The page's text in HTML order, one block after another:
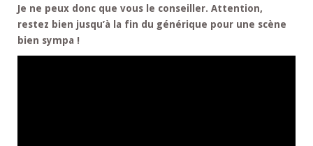
Je ne peux donc que vous le conseiller. Attention,
restez bien jusqu’à la fin du générique pour une scène
bien sympa !